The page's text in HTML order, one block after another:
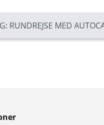
RUNDREJSE MED